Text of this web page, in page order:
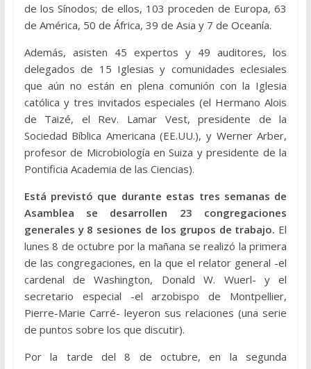
de los Sínodos; de ellos, 103 proceden de Europa, 63
de América, 50 de África, 39 de Asia y 7 de Oceanía.
Además, asisten 45 expertos y 49 auditores, los
delegados de 15 Iglesias y comunidades eclesiales
que aún no están en plena comunión con la Iglesia
católica y tres invitados especiales (el Hermano Alois
de Taizé, el Rev. Lamar Vest, presidente de la
Sociedad Bíblica Americana (EE.UU.), y Werner Arber,
profesor de Microbiología en Suiza y presidente de la
Pontificia Academia de las Ciencias).
Está previstó que durante estas tres semanas de
Asamblea se desarrollen 23 congregaciones
generales y 8 sesiones de los grupos de trabajo. El
lunes 8 de octubre por la mañana se realizó la primera
de las congregaciones, en la que el relator general -el
cardenal de Washington, Donald W. Wuerl- y el
secretario especial -el arzobispo de Montpellier,
Pierre-Marie Carré- leyeron sus relaciones (una serie
de puntos sobre los que discutir).
Por la tarde del 8 de octubre, en la segunda